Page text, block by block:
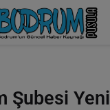
Şubesi Yeni